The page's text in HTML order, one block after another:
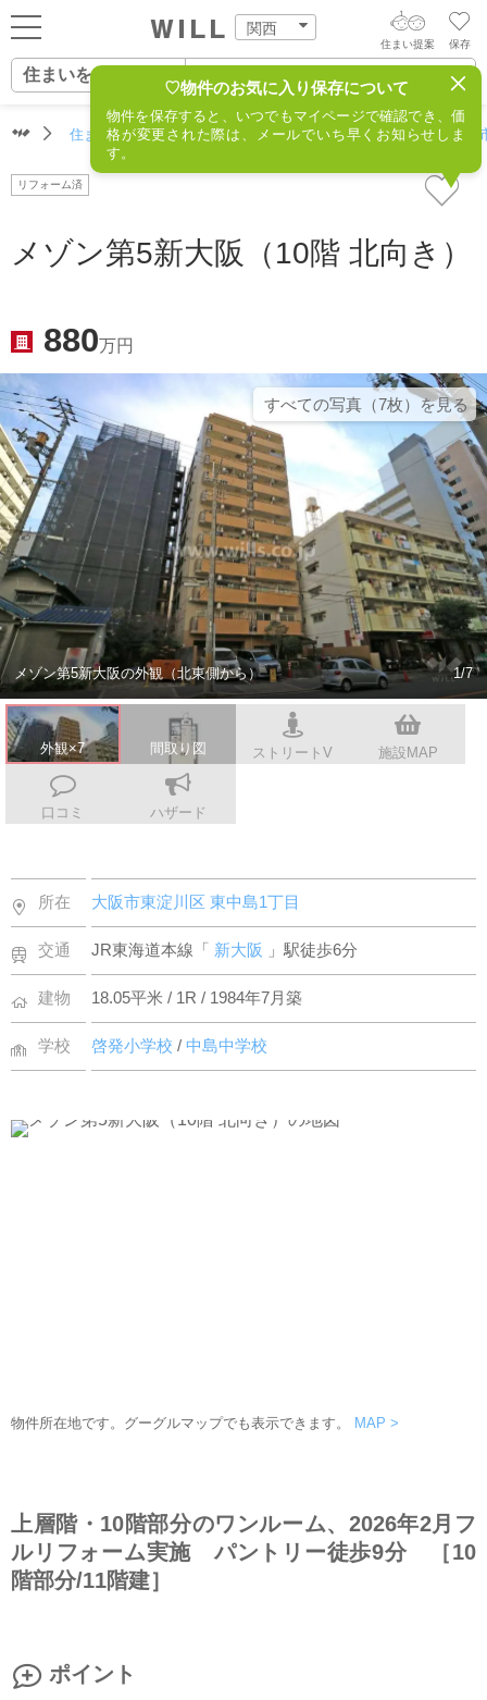
関西
ログイン
新規会員登録
住まいを売る
住まいをつくる
町を知る
店舗案内
スタッフ紹介
会社案内
保存
住まい提案
住まいをさがす
住まいをさがす
自宅の相場をみる
住まい事例をさが
スタッフをさがす
AIウィルくんの提案
AI住まい提案を受ける
不動産エージェントの提案
相場データを依頼する
住まいをさがす（関西） 住所からさがす 不動産(大阪
♡物件のお気に入り保存について
物件を保存すると、いつでもマイページで確認でき、価
格が変更された際は、メールでいち早くお知らせしま
す。
リフォーム済
メゾン第5新大阪（10階 北向き）
880万円
すべての写真（7枚）を⾒る
メゾン第5新大阪の外観（北東側から） 1/7
外観×7 間取り図 ストリートV 施設MAP
口コミ ハザード
所在 大阪市東淀川区東中島1丁目
交通 JR東海道本線「 新大阪 」駅徒歩6分
建物 18.05平米 / 1R / 1984年7月築
学校 啓発小学校/中島中学校
物件所在地です。グーグルマップでも表示できます。 MAP >
上層階・10階部分のワンルーム、2026年2月フ
ルリフォーム実施 パントリー徒歩9分 ［10
階部分/11階建］
ポイント